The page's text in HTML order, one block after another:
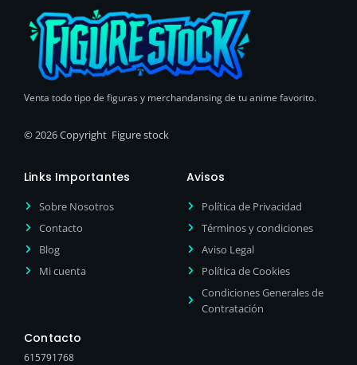
Venta todo tipo de figuras y merchandansing de tu anime favorito.
© 2026 Copyright Figure stock
Links Importantes
Sobre Nosotros
Contacto
Blog
Mi cuenta
Avisos
Política de Privacidad
Términos y condiciones
Aviso Legal
Política de Cookies
Condiciones Generales de
Contratación
Contacto
615791768